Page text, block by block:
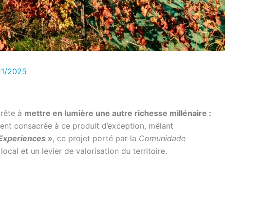
2025
à mettre en lumière une autre richesse millénaire :
consacrée à ce produit d’exception, mêlant
», ce projet porté par la Comunidade
et un levier de valorisation du territoire.